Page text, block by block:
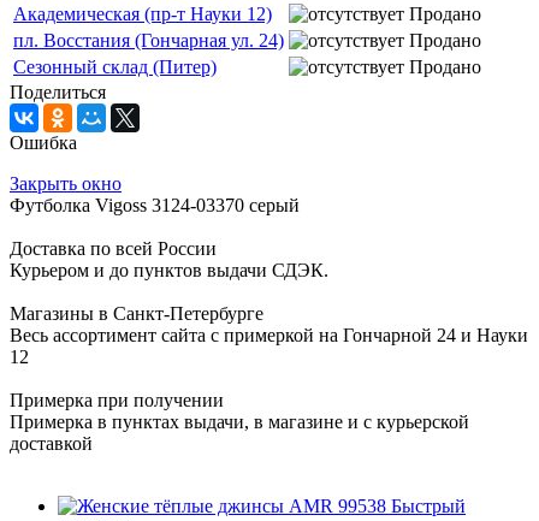
Академическая (пр-т Науки 12)
Продано
пл. Восстания (Гончарная ул. 24)
Продано
Сезонный склад (Питер)
Продано
Поделиться
Ошибка
Закрыть окно
Футболка Vigoss 3124-03370 серый
Доставка по всей России
Курьером и до пунктов выдачи СДЭК.
Магазины в Санкт-Петербурге
Весь ассортимент сайта с примеркой на Гончарной 24 и Науки
12
Примерка при получении
Примерка в пунктах выдачи, в магазине и с курьерской
доставкой
Быстрый